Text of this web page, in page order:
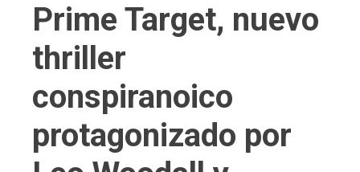
Prime Target, nuevo
thriller
conspiranoico
protagonizado por